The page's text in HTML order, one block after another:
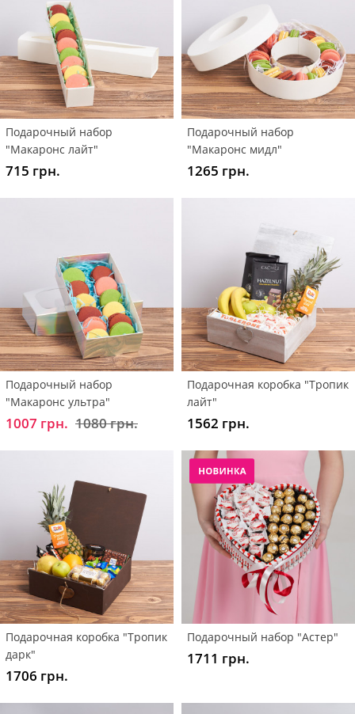
Подарочный набор
"Макаронс лайт"
715 грн.
Подарочный набор
"Макаронс мидл"
1265 грн.
Подарочный набор
"Макаронс ультра"
1007 грн. 1080 грн.
Подарочная коробка "Тропик
лайт"
1562 грн.
Подарочная коробка "Тропик
дарк"
1706 грн.
Подарочный набор "Астер"
1711 грн.